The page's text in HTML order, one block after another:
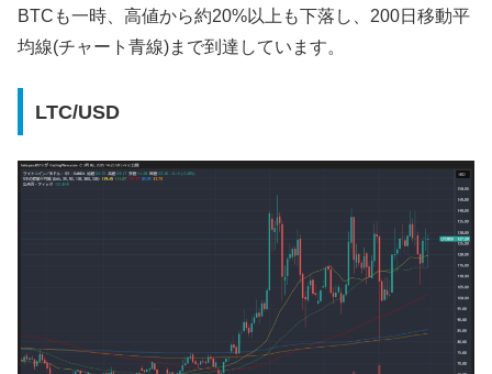
BTCも一時、高値から約20%以上も下落し、200日移動平
均線(チャート青線)まで到達しています。
LTC/USD